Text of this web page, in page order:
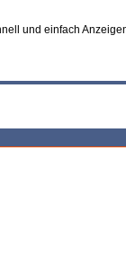
und einfach